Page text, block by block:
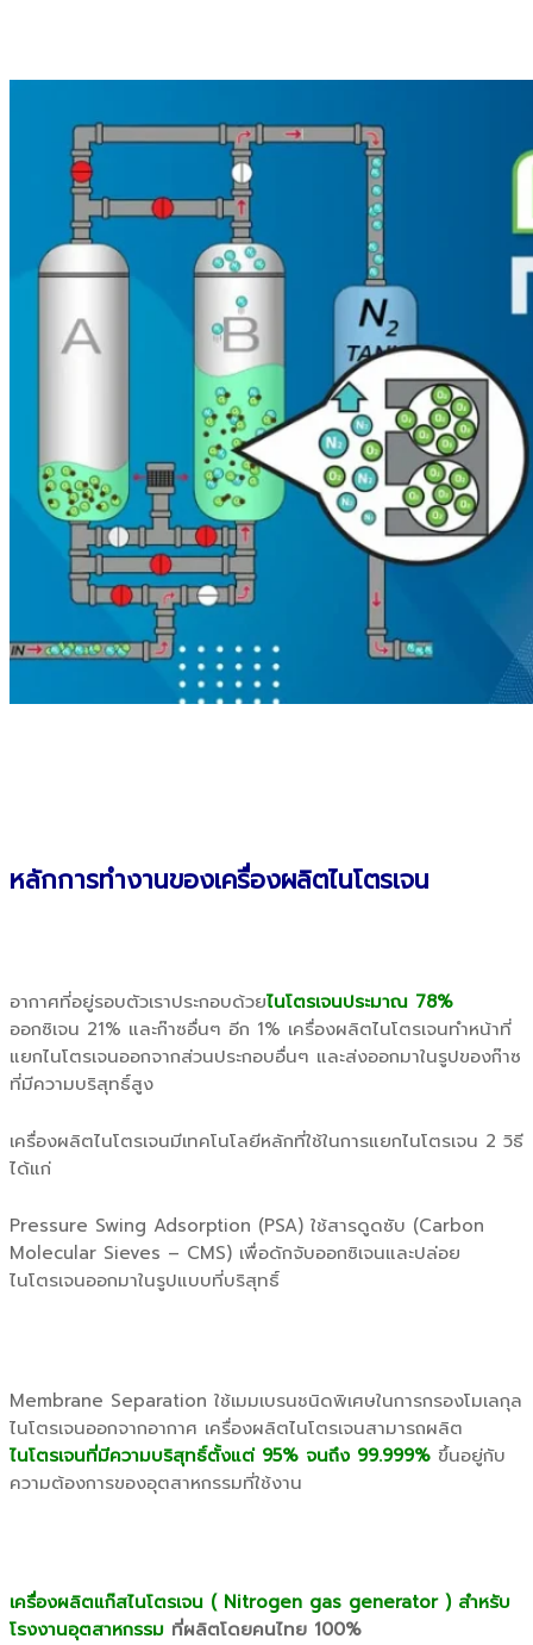
หลักการทำงานของเครื่องผลิตไนโตรเจน
อากาศที่อยู่รอบตัวเราประกอบด้วยไนโตรเจนประมาณ 78%
ออกซิเจน 21% และก๊าซอื่นๆ อีก 1% เครื่องผลิตไนโตรเจนทำหน้าที่
แยกไนโตรเจนออกจากส่วนประกอบอื่นๆ และส่งออกมาในรูปของก๊าซ
ที่มีความบริสุทธิ์สูง
เครื่องผลิตไนโตรเจนมีเทคโนโลยีหลักที่ใช้ในการแยกไนโตรเจน 2 วิธี
ได้แก่
Pressure Swing Adsorption (PSA) ใช้สารดูดซับ (Carbon
Molecular Sieves – CMS) เพื่อดักจับออกซิเจนและปล่อย
ไนโตรเจนออกมาในรูปแบบที่บริสุทธิ์
Membrane Separation ใช้เมมเบรนชนิดพิเศษในการกรองโมเลกุล
ไนโตรเจนออกจากอากาศ เครื่องผลิตไนโตรเจนสามารถผลิต
ไนโตรเจนที่มีความบริสุทธิ์ตั้งแต่ 95% จนถึง 99.999% ขึ้นอยู่กับ
ความต้องการของอุตสาหกรรมที่ใช้งาน
เครื่องผลิตแก๊สไนโตรเจน ( Nitrogen gas generator ) สำหรับ
โรงงานอุตสาหกรรม ที่ผลิตโดยคนไทย 100%